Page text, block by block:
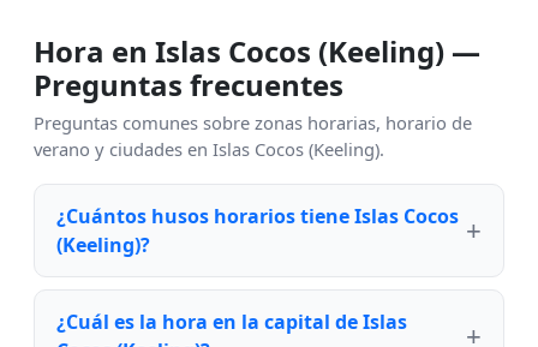
Hora en Islas Cocos (Keeling) —
Preguntas frecuentes
Preguntas comunes sobre zonas horarias, horario de
verano y ciudades en Islas Cocos (Keeling).
¿Cuántos husos horarios tiene Islas Cocos
(Keeling)?
¿Cuál es la hora en la capital de Islas